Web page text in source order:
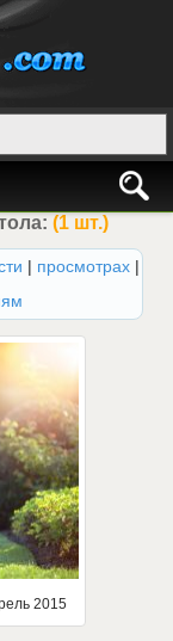
(1 шт.)
| просмотрах |
2015